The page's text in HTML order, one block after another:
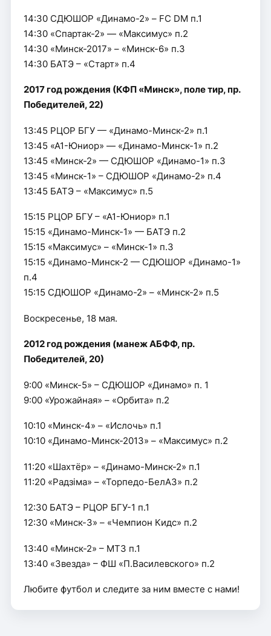
14:30 СДЮШОР «Динамо-2» – FC DM п.1
14:30 «Спартак-2» — «Максимус» п.2
14:30 «Минск-2017» – «Минск-6» п.3
14:30 БАТЭ – «Старт» п.4
2017 год рождения (КФП «Минск», поле тир, пр.
Победителей, 22)
13:45 РЦОР БГУ — «Динамо-Минск-2» п.1
13:45 «А1-Юниор» — «Динамо-Минск-1» п.2
13:45 «Минск-2» — СДЮШОР «Динамо-1» п.3
13:45 «Минск-1» – СДЮШОР «Динамо-2» п.4
13:45 БАТЭ – «Максимус» п.5
15:15 РЦОР БГУ – «А1-Юниор» п.1
15:15 «Динамо-Минск-1» — БАТЭ п.2
15:15 «Максимус» – «Минск-1» п.3
15:15 «Динамо-Минск-2 — СДЮШОР «Динамо-1»
п.4
15:15 СДЮШОР «Динамо-2» – «Минск-2» п.5
Воскресенье, 18 мая.
2012 год рождения (манеж АБФФ, пр.
Победителей, 20)
9:00 «Минск-5» – СДЮШОР «Динамо» п. 1
9:00 «Урожайная» – «Орбита» п.2
10:10 «Минск-4» – «Ислочь» п.1
10:10 «Динамо-Минск-2013» – «Максимус» п.2
11:20 «Шахтёр» – «Динамо-Минск-2» п.1
11:20 «Радзiма» – «Торпедо-БелАЗ» п.2
12:30 БАТЭ – РЦОР БГУ-1 п.1
12:30 «Минск-3» – «Чемпион Кидс» п.2
13:40 «Минск-2» – МТЗ п.1
13:40 «Звезда» – ФШ «П.Василевского» п.2
Любите футбол и следите за ним вместе с нами!